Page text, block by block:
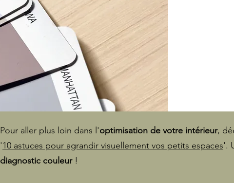
Pour aller plus loin dans l'optimisation de votre intérieur,
'10 astuces pour agrandir visuellement vos petits espaces'.
diagnostic couleur!